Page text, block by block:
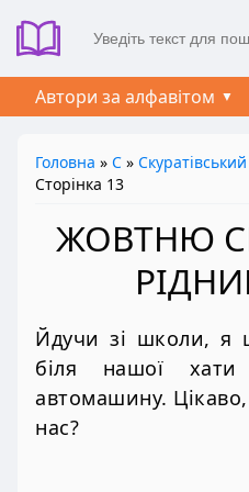
Автори за алфавітом
Головна » С »
Сторінка 13
ЖОВТНЮ
Йдучи зі школи, я
біля нашої хати
автомашину.
нас?